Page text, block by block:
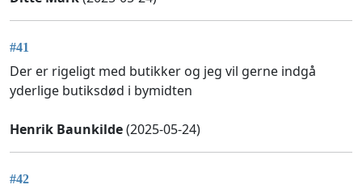
#41
Der er rigeligt med butikker og jeg vil gerne indgå
yderlige butiksdød i bymidten
Henrik Baunkilde(2025-05-24)
#42